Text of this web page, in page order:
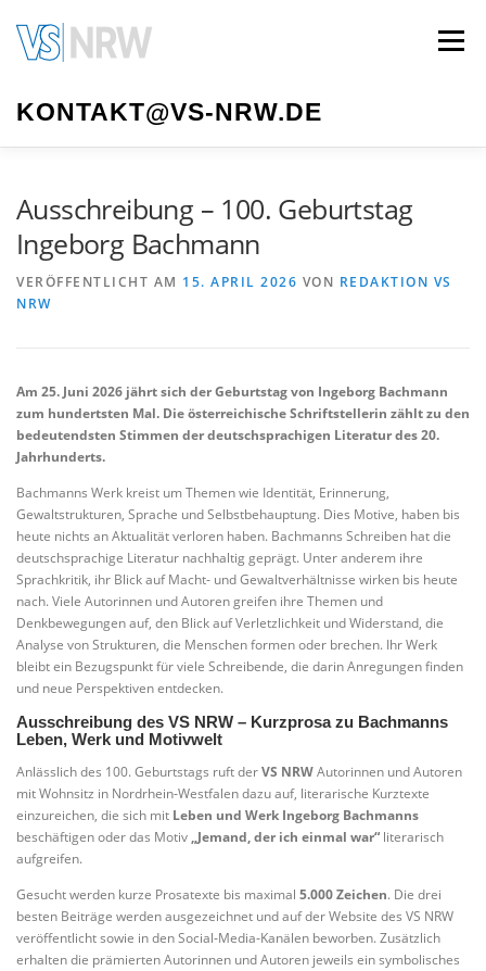
Inhalt
springen
KONTAKT@VS-NRW.DE
Menü
Ausschreibung – 100. Geburtstag
Ingeborg Bachmann
VERÖFFENTLICHT AM 15. APRIL 2026 VON REDAKTION VS
NRW
Am 25. Juni 2026 jährt sich der Geburtstag von Ingeborg Bachmann
zum hundertsten Mal. Die österreichische Schriftstellerin zählt zu den
bedeutendsten Stimmen der deutschsprachigen Literatur des 20.
Jahrhunderts.
Bachmanns Werk kreist um Themen wie Identität, Erinnerung,
Gewaltstrukturen, Sprache und Selbstbehauptung. Dies Motive, haben bis
heute nichts an Aktualität verloren haben. Bachmanns Schreiben hat die
deutschsprachige Literatur nachhaltig geprägt. Unter anderem ihre
Sprachkritik, ihr Blick auf Macht‑ und Gewaltverhältnisse wirken bis heute
nach. Viele Autorinnen und Autoren greifen ihre Themen und
Denkbewegungen auf, den Blick auf Verletzlichkeit und Widerstand, die
Analyse von Strukturen, die Menschen formen oder brechen. Ihr Werk
bleibt ein Bezugspunkt für viele Schreibende, die darin Anregungen finden
und neue Perspektiven entdecken.
Ausschreibung des VS NRW – Kurzprosa zu Bachmanns
Leben, Werk und Motivwelt
Anlässlich des 100. Geburtstags ruft derVS NRWAutorinnen und Autoren
mit Wohnsitz in Nordrhein‑Westfalen dazu auf, literarische Kurztexte
einzureichen, die sich mit Leben und Werk Ingeborg Bachmanns
beschäftigen oder das Motiv „Jemand, der ich einmal war“ literarisch
aufgreifen.
Gesucht werden kurze Prosatexte bis maximal 5.000 Zeichen. Die drei
besten Beiträge werden ausgezeichnet und auf der Website des VS NRW
veröffentlicht sowie in den Social‑Media‑Kanälen beworben. Zusätzlich
erhalten die prämierten Autorinnen und Autoren jeweils ein symbolisches